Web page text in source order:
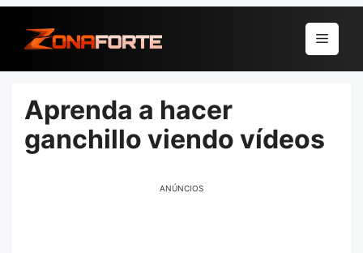
para
conteúdo
Menu
Aprenda a hacer
ganchillo viendo vídeos
ANÚNCIOS